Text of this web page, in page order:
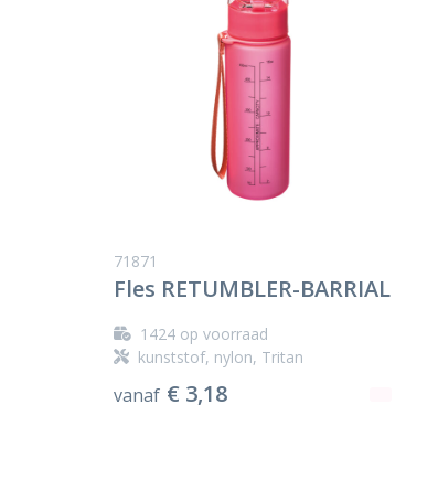
71871
Fles RETUMBLER-BARRIAL
1424op voorraad
kunststof, nylon, Tritan
vanaf € 3,18